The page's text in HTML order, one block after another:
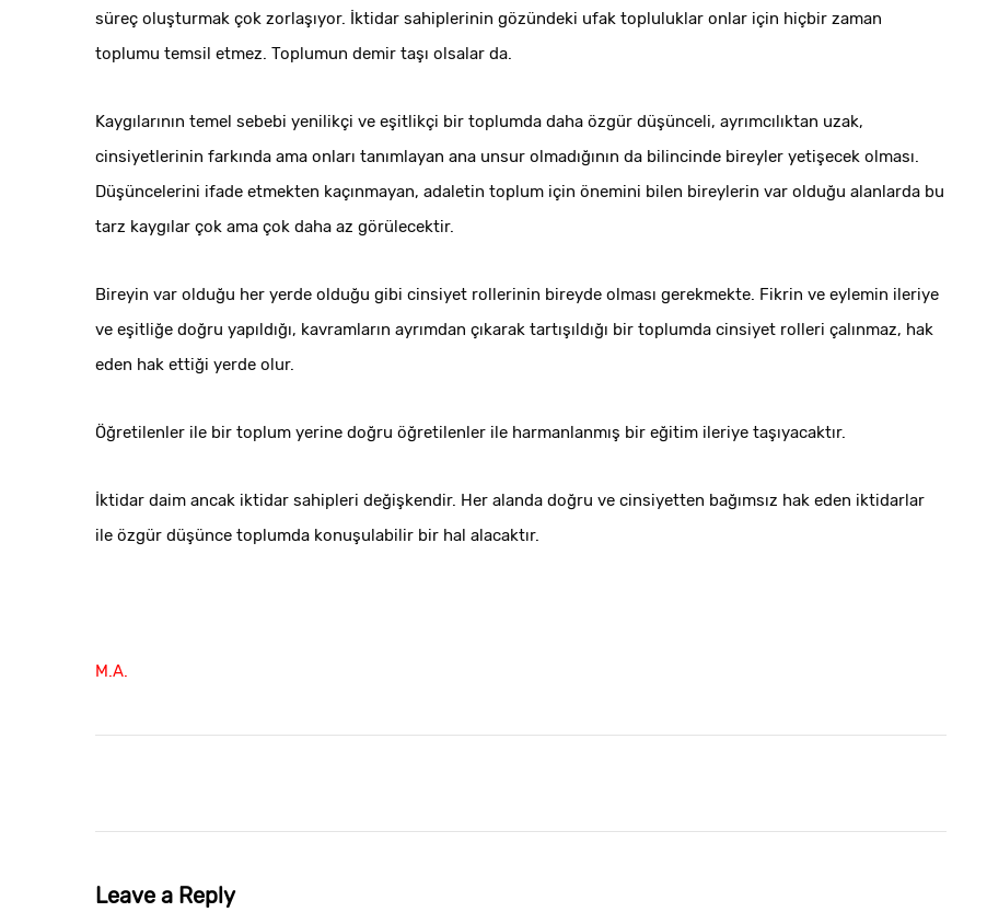
süreç oluşturmak çok zorlaşıyor. İktidar sahiplerinin gözündeki ufak topluluklar onlar için hiçbir zaman
toplumu temsil etmez. Toplumun demir taşı olsalar da.
Kaygılarının temel sebebi yenilikçi ve eşitlikçi bir toplumda daha özgür düşünceli, ayrımcılıktan uzak,
cinsiyetlerinin farkında ama onları tanımlayan ana unsur olmadığının da bilincinde bireyler yetişecek olması.
Düşüncelerini ifade etmekten kaçınmayan, adaletin toplum için önemini bilen bireylerin var olduğu alanlarda bu
tarz kaygılar çok ama çok daha az görülecektir.
Bireyin var olduğu her yerde olduğu gibi cinsiyet rollerinin bireyde olması gerekmekte. Fikrin ve eylemin ileriye
ve eşitliğe doğru yapıldığı, kavramların ayrımdan çıkarak tartışıldığı bir toplumda cinsiyet rolleri çalınmaz, hak
eden hak ettiği yerde olur.
Öğretilenler ile bir toplum yerine doğru öğretilenler ile harmanlanmış bir eğitim ileriye taşıyacaktır.
İktidar daim ancak iktidar sahipleri değişkendir. Her alanda doğru ve cinsiyetten bağımsız hak eden iktidarlar
ile özgür düşünce toplumda konuşulabilir bir hal alacaktır.
M.A.
Leave a Reply